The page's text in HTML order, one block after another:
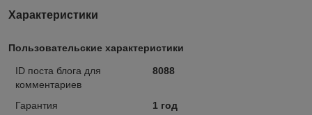
Характеристики
Пользовательские характеристики
ID поста блога для
комментариев
8088
Гарантия
1 год